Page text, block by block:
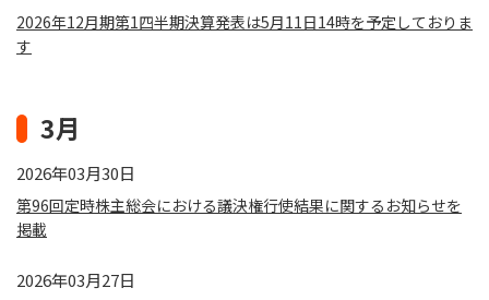
2026年12月期第1四半期決算発表は5月11日14時を予定しておりま
す
3月
2026年03月30日
第96回定時株主総会における議決権行使結果に関するお知らせを
掲載
2026年03月27日